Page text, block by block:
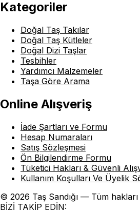
Kategoriler
Doğal Taş Takılar
Doğal Taş Kütleler
Doğal Dizi Taşlar
Tesbihler
Yardımcı Malzemeler
Taşa Göre Arama
Online Alışveriş
İade Şartları ve Formu
Hesap Numaraları
Satış Sözleşmesi
Ön Bilgilendirme Formu
Tüketici Hakları & Güvenli
Kullanım Koşulları Ve Üyelik
© 2026 Taş Sandığı — Tüm hakları
BİZİ TAKİP EDİN: